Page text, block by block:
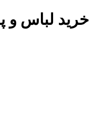
خرید لباس